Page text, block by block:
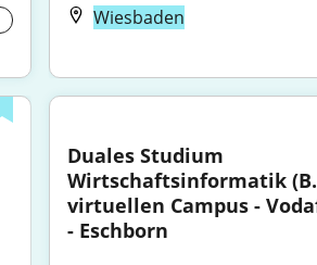
Wiesbaden
Duales Studium
Wirtschaftsinformatik
virtuellen Campus -
- Eschborn